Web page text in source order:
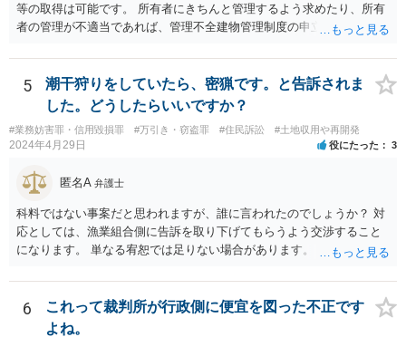
等の取得は可能です。 所有者にきちんと管理するよう求めたり、所有
者の管理が不適当であれば、管理不全建物管理制度の申立ても検討で
5
潮干狩りをしていたら、密猟です。と告訴されま
した。どうしたらいいですか？
#業務妨害罪・信用毀損罪 #万引き・窃盗罪 #住民訴訟 #土地収用や再開発
2024年4月29日 役にたった 3
匿名A 弁護士
科料ではない事案だと思われますが、誰に言われたのでしょうか？ 対
応としては、漁業組合側に告訴を取り下げてもらうよう交渉すること
になります。 単なる宥恕では足りない場合があります。
6
これって裁判所が行政側に便宜を図った不正です
よね。